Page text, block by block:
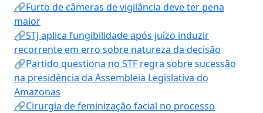
🔗Furto de câmeras de vigilância deve ter pena
maior
🔗STJ aplica fungibilidade após juízo induzir
recorrente em erro sobre natureza da decisão
🔗Partido questiona no STF regra sobre sucessão
na presidência da Assembleia Legislativa do
Amazonas
🔗Cirurgia de feminização facial no processo